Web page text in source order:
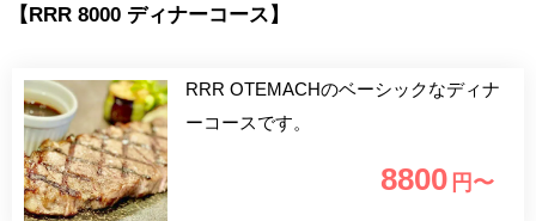
【RRR 8000 ディナーコース】
RRR OTEMACHのベーシックなディナ
ーコースです。
8800 円〜